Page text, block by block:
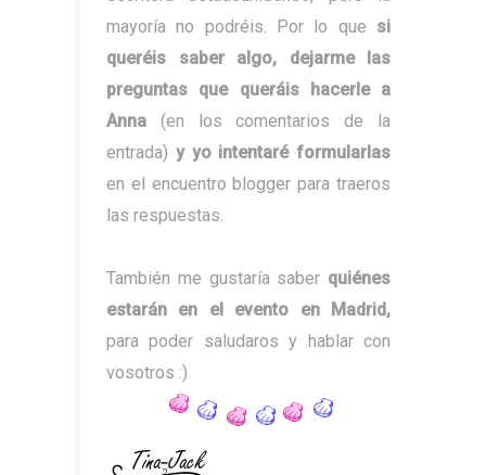
mayoría no podréis. Por lo que si
queréis saber algo, dejarme las
preguntas que queráis hacerle a
Anna (en los comentarios de la
entrada) y yo intentaré formularlas
en el encuentro blogger para traeros
las respuestas.
También me gustaría saber quiénes
estarán en el evento en Madrid,
para poder saludaros y hablar con
vosotros :)